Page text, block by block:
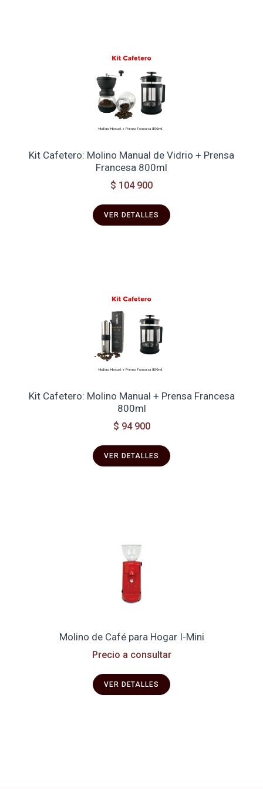
Kit Cafetero: Molino Manual de Vidrio + Prensa
Francesa 800ml
$ 104 900
VER DETALLES
Kit Cafetero: Molino Manual + Prensa Francesa
800ml
$ 94 900
VER DETALLES
Molino de Café para Hogar I-Mini
Precio a consultar
VER DETALLES